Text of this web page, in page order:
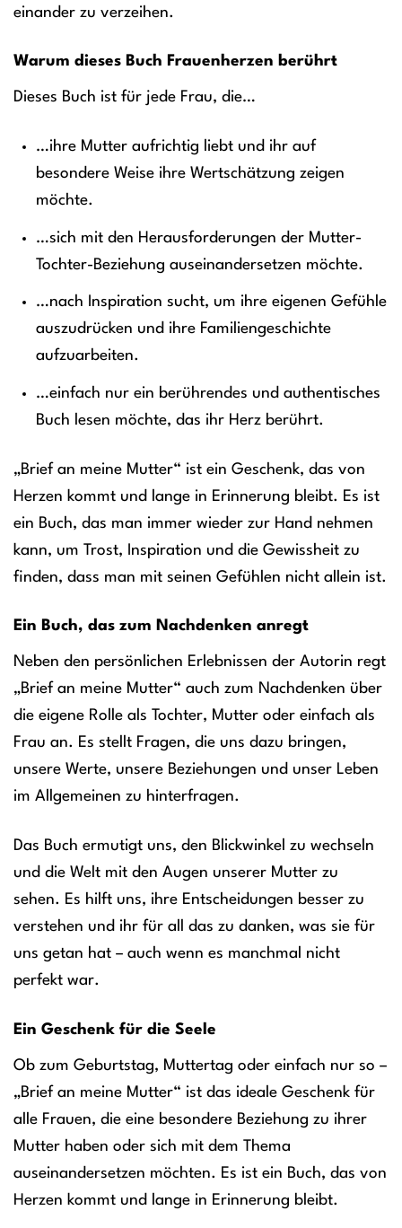
einander zu verzeihen.
Warum dieses Buch Frauenherzen berührt
Dieses Buch ist für jede Frau, die…
…ihre Mutter aufrichtig liebt und ihr auf
besondere Weise ihre Wertschätzung zeigen
möchte.
…sich mit den Herausforderungen der Mutter-
Tochter-Beziehung auseinandersetzen möchte.
…nach Inspiration sucht, um ihre eigenen Gefühle
auszudrücken und ihre Familiengeschichte
aufzuarbeiten.
…einfach nur ein berührendes und authentisches
Buch lesen möchte, das ihr Herz berührt.
„Brief an meine Mutter“ ist ein Geschenk, das von
Herzen kommt und lange in Erinnerung bleibt. Es ist
ein Buch, das man immer wieder zur Hand nehmen
kann, um Trost, Inspiration und die Gewissheit zu
finden, dass man mit seinen Gefühlen nicht allein ist.
Ein Buch, das zum Nachdenken anregt
Neben den persönlichen Erlebnissen der Autorin regt
„Brief an meine Mutter“ auch zum Nachdenken über
die eigene Rolle als Tochter, Mutter oder einfach als
Frau an. Es stellt Fragen, die uns dazu bringen,
unsere Werte, unsere Beziehungen und unser Leben
im Allgemeinen zu hinterfragen.
Das Buch ermutigt uns, den Blickwinkel zu wechseln
und die Welt mit den Augen unserer Mutter zu
sehen. Es hilft uns, ihre Entscheidungen besser zu
verstehen und ihr für all das zu danken, was sie für
uns getan hat – auch wenn es manchmal nicht
perfekt war.
Ein Geschenk für die Seele
Ob zum Geburtstag, Muttertag oder einfach nur so –
„Brief an meine Mutter“ ist das ideale Geschenk für
alle Frauen, die eine besondere Beziehung zu ihrer
Mutter haben oder sich mit dem Thema
auseinandersetzen möchten. Es ist ein Buch, das von
Herzen kommt und lange in Erinnerung bleibt.